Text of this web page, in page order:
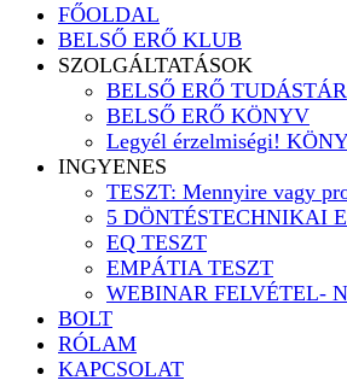
FŐOLDAL
BELSŐ ERŐ KLUB
SZOLGÁLTATÁSOK
BELSŐ ERŐ TUDÁSTÁR
BELSŐ ERŐ KÖNYV
Legyél érzelmiségi!
INGYENES
TESZT: Mennyire vagy
5 DÖNTÉSTECHNIKAI
EQ TESZT
EMPÁTIA TESZT
WEBINAR FELVÉTEL-
BOLT
RÓLAM
KAPCSOLAT